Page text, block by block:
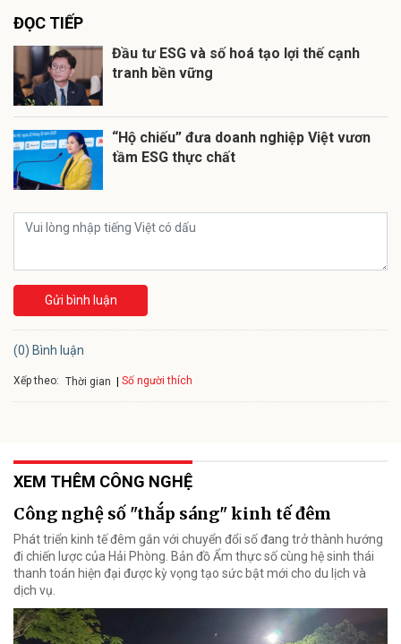
ĐỌC TIẾP
Đầu tư ESG và số hoá tạo lợi thế cạnh
tranh bền vững
“Hộ chiếu” đưa doanh nghiệp Việt vươn
tầm ESG thực chất
Gửi bình luận
(0) Bình luận
Xếp theo: Thời gian Số người thích
XEM THÊM CÔNG NGHỆ
Công nghệ số "thắp sáng" kinh tế đêm
Phát triển kinh tế đêm gắn với chuyển đổi số đang trở thành hướng
đi chiến lược của Hải Phòng. Bản đồ Ẩm thực số cùng hệ sinh thái
thanh toán hiện đại được kỳ vọng tạo sức bật mới cho du lịch và
dịch vụ.